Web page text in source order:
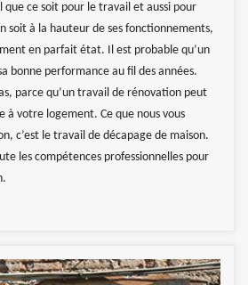
ce soit pour le travail et aussi pour
soit à la hauteur de ses fonctionnements,
en parfait état. Il est probable qu’un
bonne performance au fil des années.
parce qu’un travail de rénovation peut
à votre logement. Ce que nous vous
c’est le travail de décapage de maison.
les compétences professionnelles pour